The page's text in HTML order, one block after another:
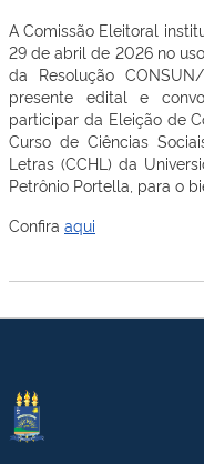
A Comissão Eleitoral
29 de abril de 2026 no
da Resolução
presente edital e
participar da Eleição de
Curso de Ciências
Letras (CCHL) da
Petrônio Portella, para o
Confira aqui